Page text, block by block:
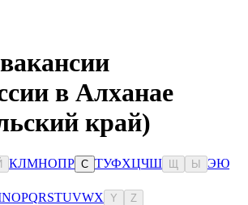
в Алханае
край)
КЛМНОПР С ТУФХЦЧШ Ы ЭЮ
NOPQRSTUVWX Y Z